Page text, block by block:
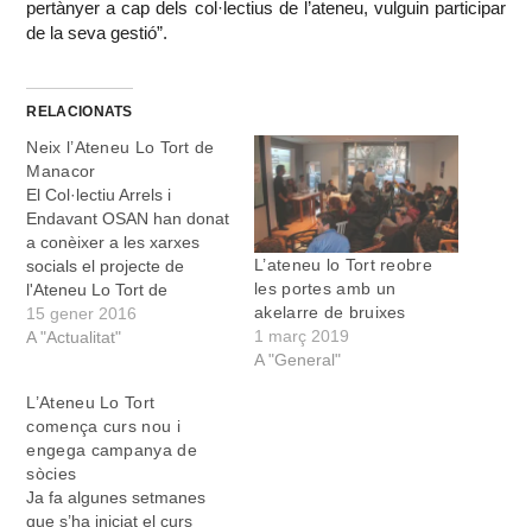
pertànyer a cap dels col·lectius de l’ateneu, vulguin participar
de la seva gestió”.
RELACIONATS
Neix l’Ateneu Lo Tort de
Manacor
El Col·lectiu Arrels i
Endavant OSAN han donat
a conèixer a les xarxes
socials el projecte de
l'Ateneu Lo Tort de
Manacor. Segons
expliquen, l'ateneu 'és un
col·lectius anticapitalistes
de la comarca'. Asseguren
que 'neix amb l'objectiu de
ser una eina contra la…
15 gener 2016
A "Actualitat"
L’ateneu lo Tort reobre
les portes amb un
akelarre de bruixes
1 març 2019
A "General"
L’Ateneu Lo Tort
comença curs nou i
engega campanya de
sòcies
Ja fa algunes setmanes
que s’ha iniciat el curs